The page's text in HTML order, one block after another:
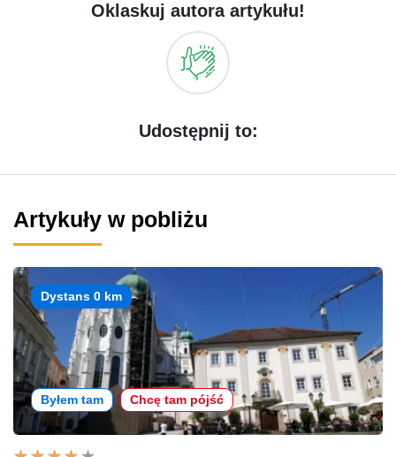
Oklaskuj autora artykułu!
Udostępnij to:
Artykuły w pobliżu
Dystans 0 km
Byłem tam Chcę tam pójść